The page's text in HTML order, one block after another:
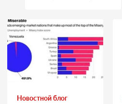
Новостной блог